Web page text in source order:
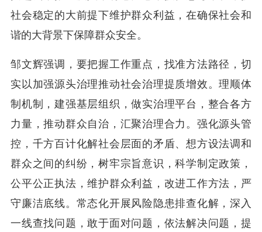
社会稳定的大前提下维护群众利益，在确保社会和
谐的大背景下保障群众安全。
邹文辉强调，要把握工作重点，找准方法路径，切
实以加强源头治理推动社会治理提质增效。理顺体
制机制，建强基层组织，做实治理平台，整合各方
力量，推动群众自治，汇聚治理合力。强化源头管
控，千方百计化解社会层面的矛盾、想方设法调和
群众之间的纠纷，树牢宗旨意识，科学制定政策，
公平公正执法，维护群众利益，改进工作方法，严
守廉洁底线。常态化开展风险隐患排查化解，深入
一线查找问题，敢于面对问题，依法解决问题，提